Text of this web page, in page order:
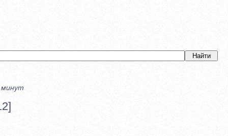
минут